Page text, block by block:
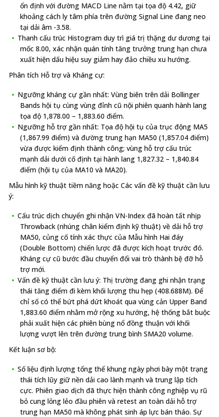
ổn định với đường MACD Line nằm tại tọa độ 4.42, giữ
khoảng cách ly tâm phía trên đường Signal Line đang neo
tại dải âm -3.58.
Thanh cấu trúc Histogram duy trì giá trị thặng dư dương tại
mốc 8.00, xác nhận quán tính tăng trưởng trung hạn chưa
xuất hiện dấu hiệu suy giảm hay đảo chiều xu hướng.
Phân tích Hỗ trợ và Kháng cự:
Ngưỡng kháng cự gần nhất: Vùng biên trên dải Bollinger
Bands hội tụ cùng vùng đỉnh cũ nội phiên quanh hành lang
tọa độ 1,878.00 – 1,883.60 điểm.
Ngưỡng hỗ trợ gần nhất: Tọa độ hội tụ của trục động MA5
(1,867.99 điểm) và đường trung hạn MA50 (1,857.04 điểm)
vừa được kiểm định thành công; vùng hỗ trợ cấu trúc
mạnh dải dưới cố định tại hành lang 1,827.32 – 1,840.84
điểm (hội tụ của MA10 và MA20).
Mẫu hình kỹ thuật tiềm năng hoặc Các vấn đề kỹ thuật cần lưu
ý:
Cấu trúc dịch chuyển ghi nhận VN-Index đã hoàn tất nhịp
Throwback (nhúng chân kiểm định kỹ thuật) về dải hỗ trợ
MA50, củng cố tính xác thực của Mẫu hình Hai đáy
(Double Bottom) chiến lược đã được kích hoạt trước đó.
Kháng cự cũ bước đầu chuyển đổi vai trò thành bệ đỡ hỗ
trợ mới.
Vấn đề kỹ thuật cần lưu ý: Thị trường đang ghi nhận trạng
thái tăng điểm đi kèm khối lượng thu hẹp (408.688M). Để
chỉ số có thể bứt phá dứt khoát qua vùng cản Upper Band
1,883.60 điểm nhằm mở rộng xu hướng, hệ thống bắt buộc
phải xuất hiện các phiên bùng nổ đồng thuận với khối
lượng vượt lên trên đường trung bình SMA20 volume.
Kết luận sơ bộ:
Số liệu định lượng tổng thể khung ngày phơi bày một trạng
thái tích lũy giữ nền dải cao lành mạnh và trung lập tích
cực. Phiên giao dịch đã thực hiện thành công nghiệp vụ rũ
bỏ cung lỏng lẻo đầu phiên và retest an toàn dải hỗ trợ
trung hạn MA50 mà không phát sinh áp lực bán tháo. Sự